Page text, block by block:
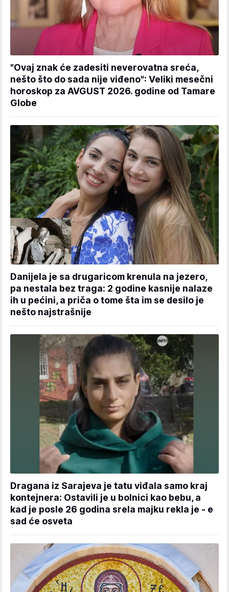
"Ovaj znak će zadesiti neverovatna sreća,
nešto što do sada nije viđeno": Veliki mesečni
horoskop za AVGUST 2026. godine od Tamare
Globe
Danijela je sa drugaricom krenula na jezero,
pa nestala bez traga: 2 godine kasnije nalaze
ih u pećini, a priča o tome šta im se desilo je
nešto najstrašnije
Dragana iz Sarajeva je tatu viđala samo kraj
kontejnera: Ostavili je u bolnici kao bebu, a
kad je posle 26 godina srela majku rekla je - e
sad će osveta